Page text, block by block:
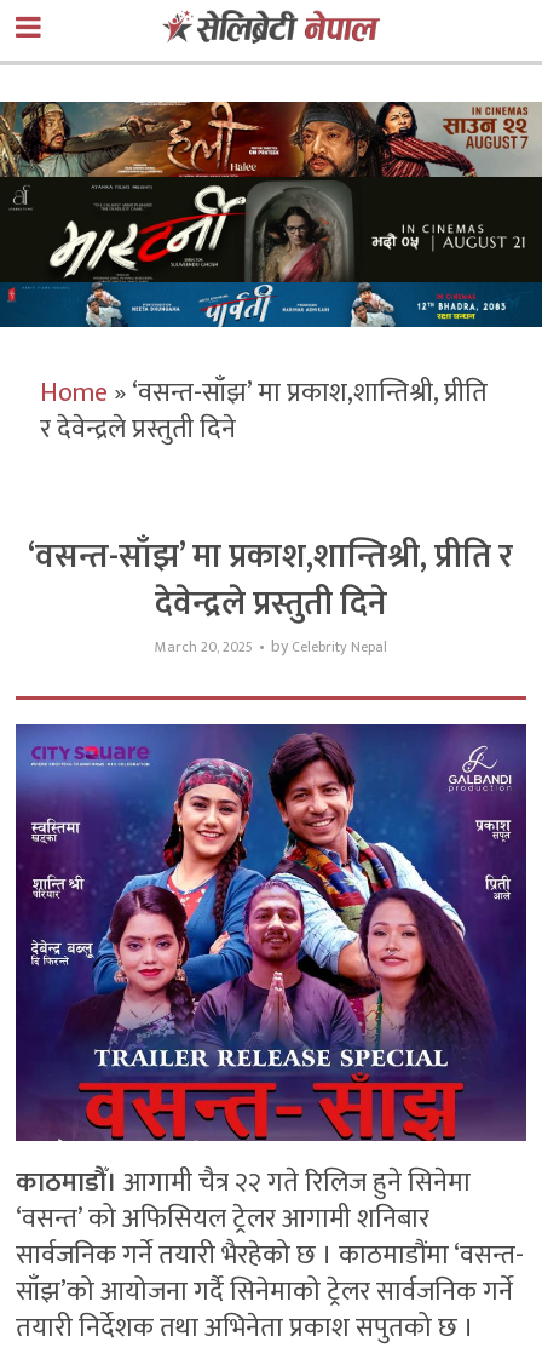
Home»‘वसन्त-साँझ’ मा प्रकाश,शान्तिश्री, प्रीति
र देवेन्द्रले प्रस्तुती दिने
‘वसन्त-साँझ’ मा प्रकाश,शान्तिश्री, प्रीति र
देवेन्द्रले प्रस्तुती दिने
March 20, 2025 by Celebrity Nepal
काठमाडौँ। आगामी चैत्र २२ गते रिलिज हुने सिनेमा
‘वसन्त’ को अफिसियल ट्रेलर आगामी शनिबार
सार्वजनिक गर्ने तयारी भैरहेको छ । काठमाडौंमा ‘वसन्त-
साँझ’को आयोजना गर्दै सिनेमाको ट्रेलर सार्वजनिक गर्ने
तयारी निर्देशक तथा अभिनेता प्रकाश सपुतको छ ।